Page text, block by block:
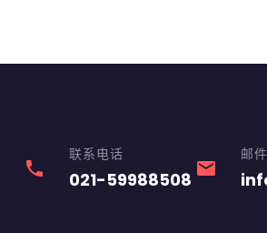
phone
联系电话
021-59988508 email
邮